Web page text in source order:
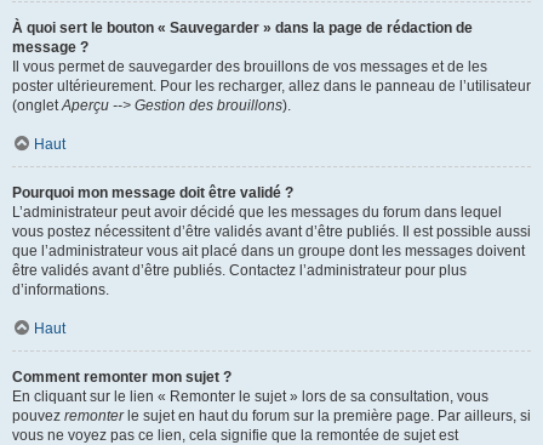
À quoi sert le bouton « Sauvegarder » dans la page de rédaction de
message ?
Il vous permet de sauvegarder des brouillons de vos messages et de les
poster ultérieurement. Pour les recharger, allez dans le panneau de l’utilisateur
(ongletAperçu --> Gestion des brouillons).
Haut
Pourquoi mon message doit être validé ?
L’administrateur peut avoir décidé que les messages du forum dans lequel
vous postez nécessitent d’être validés avant d’être publiés. Il est possible aussi
que l’administrateur vous ait placé dans un groupe dont les messages doivent
être validés avant d’être publiés. Contactez l’administrateur pour plus
d’informations.
Haut
Comment remonter mon sujet ?
En cliquant sur le lien « Remonter le sujet » lors de sa consultation, vous
pouvez remonterle sujet en haut du forum sur la première page. Par ailleurs, si
vous ne voyez pas ce lien, cela signifie que la remontée de sujet est